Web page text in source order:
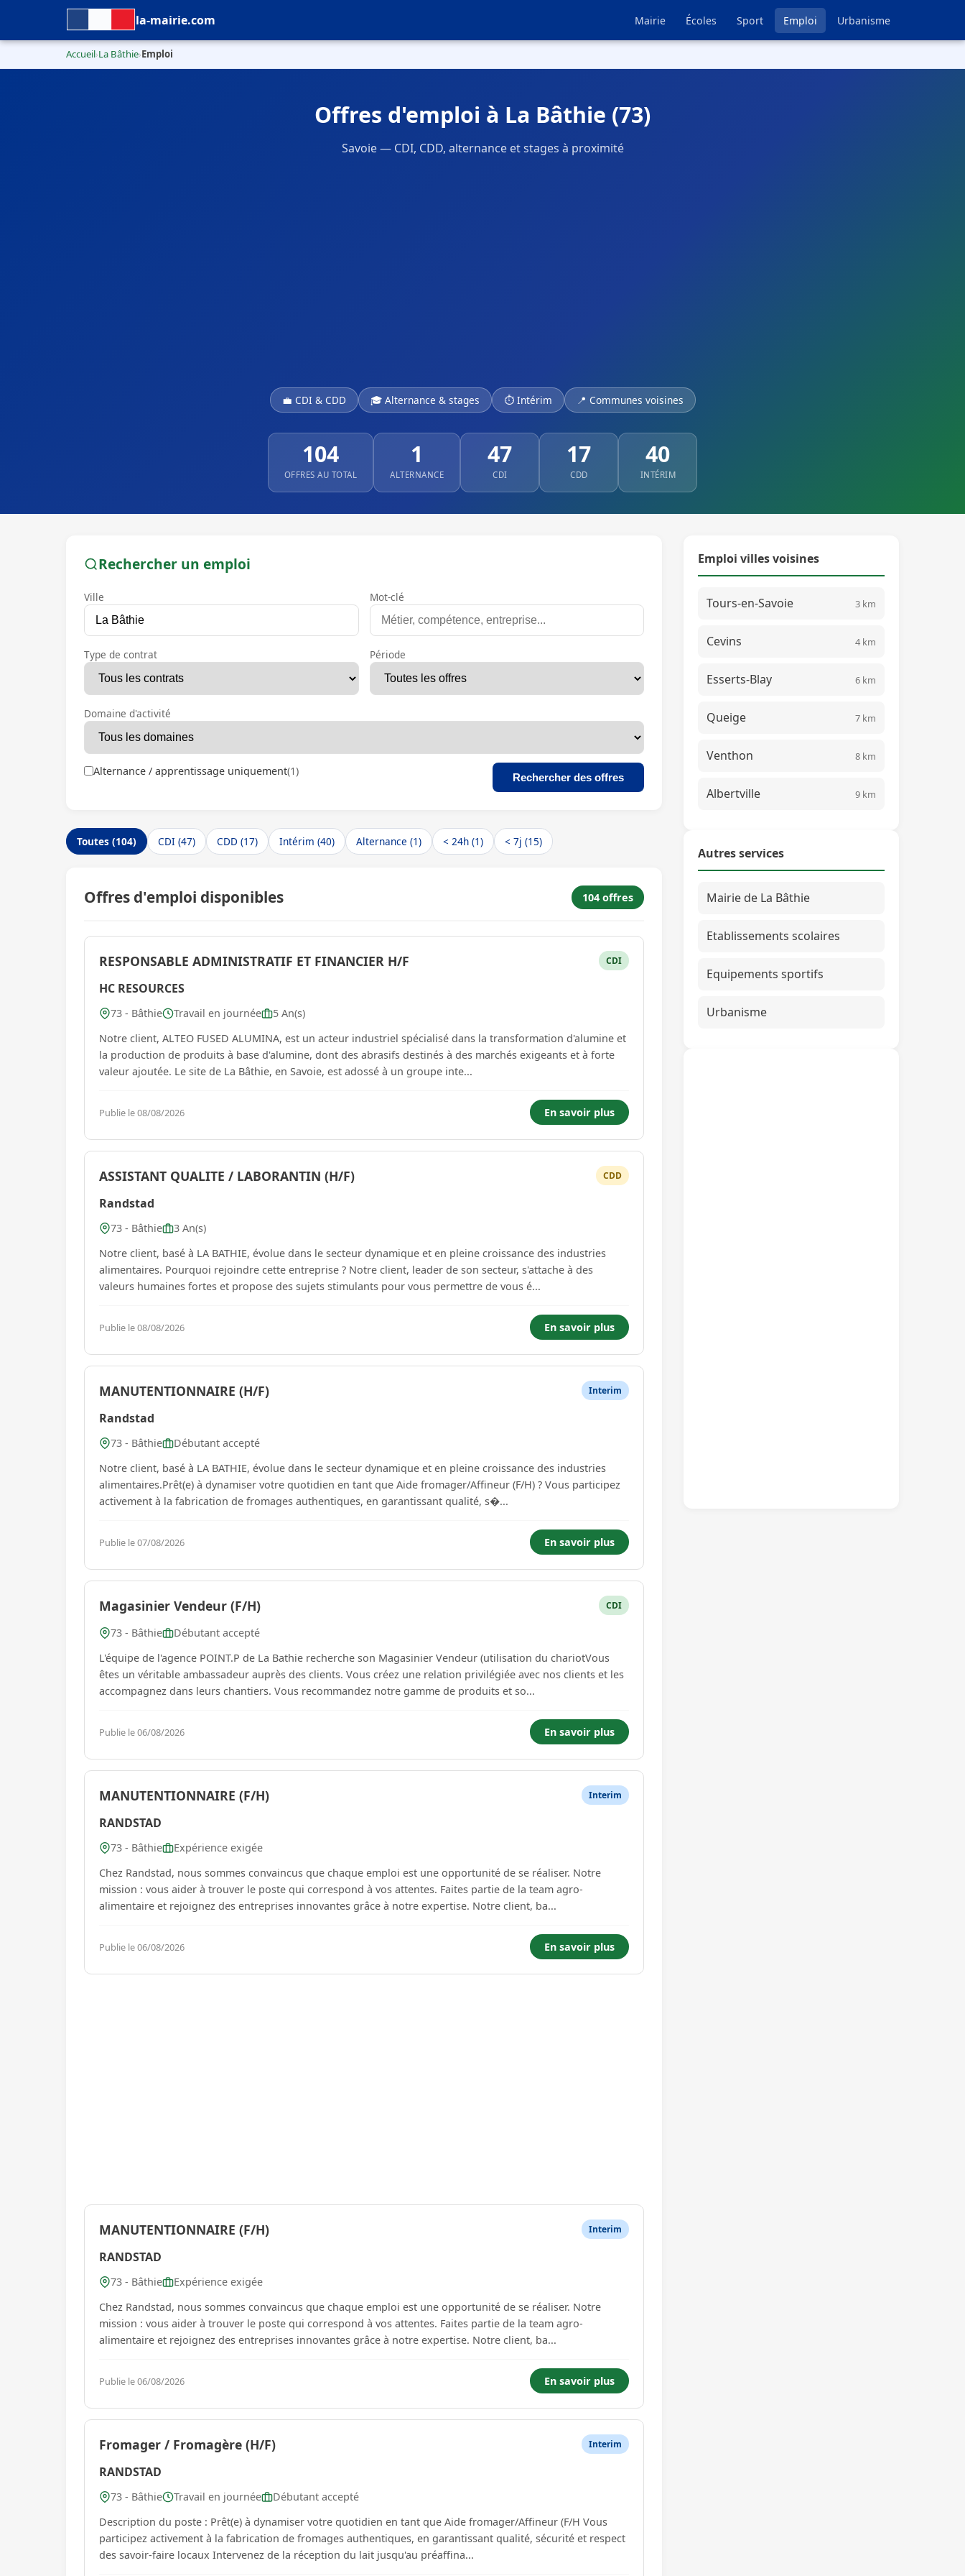
la-mairie.com Mairie Écoles Sport Emploi Urbanisme
Accueil›La Bâthie›Emploi
Offres d'emploi à La Bâthie (73)
Savoie — CDI, CDD, alternance et stages à proximité
💼 CDI & CDD 🎓 Alternance & stages ⏱ Intérim 📍 Communes voisines
104
OFFRES AU TOTAL
1
ALTERNANCE
47
CDI
17
CDD
40
INTÉRIM
Rechercher un emploi
Ville Mot-clé
Type de contrat Période
Domaine d'activité
Alternance / apprentissage uniquement(1) Rechercher des offres
Toutes (104) CDI (47) CDD (17) Intérim (40) Alternance (1) < 24h (1) < 7j (15)
Offres d'emploi disponibles 104 offres
RESPONSABLE ADMINISTRATIF ET FINANCIER H/F CDI
HC RESOURCES
73 - Bâthie Travail en journée
5 An(s)
Notre client, ALTEO FUSED ALUMINA, est un acteur industriel spécialisé dans la transformation d'alumine et
la production de produits à base d'alumine, dont des abrasifs destinés à des marchés exigeants et à forte
valeur ajoutée. Le site de La Bâthie, en Savoie, est adossé à un groupe inte...
Publie le 08/08/2026 En savoir plus
ASSISTANT QUALITE / LABORANTIN (H/F) CDD
Randstad
73 - Bâthie
3 An(s)
Notre client, basé à LA BATHIE, évolue dans le secteur dynamique et en pleine croissance des industries
alimentaires. Pourquoi rejoindre cette entreprise ? Notre client, leader de son secteur, s'attache à des
valeurs humaines fortes et propose des sujets stimulants pour vous permettre de vous é...
Publie le 08/08/2026 En savoir plus
MANUTENTIONNAIRE (H/F) Interim
Randstad
73 - Bâthie
Débutant accepté
Notre client, basé à LA BATHIE, évolue dans le secteur dynamique et en pleine croissance des industries
alimentaires.Prêt(e) à dynamiser votre quotidien en tant que Aide fromager/Affineur (F/H) ? Vous participez
activement à la fabrication de fromages authentiques, en garantissant qualité, s�...
Publie le 07/08/2026 En savoir plus
Magasinier Vendeur (F/H) CDI
73 - Bâthie
Débutant accepté
L'équipe de l'agence POINT.P de La Bathie recherche son Magasinier Vendeur (utilisation du chariotVous
êtes un véritable ambassadeur auprès des clients. Vous créez une relation privilégiée avec nos clients et les
accompagnez dans leurs chantiers. Vous recommandez notre gamme de produits et so...
Publie le 06/08/2026 En savoir plus
MANUTENTIONNAIRE (F/H) Interim
RANDSTAD
73 - Bâthie
Expérience exigée
Chez Randstad, nous sommes convaincus que chaque emploi est une opportunité de se réaliser. Notre
mission : vous aider à trouver le poste qui correspond à vos attentes. Faites partie de la team agro-
alimentaire et rejoignez des entreprises innovantes grâce à notre expertise. Notre client, ba...
Publie le 06/08/2026 En savoir plus
MANUTENTIONNAIRE (F/H) Interim
RANDSTAD
73 - Bâthie
Expérience exigée
Chez Randstad, nous sommes convaincus que chaque emploi est une opportunité de se réaliser. Notre
mission : vous aider à trouver le poste qui correspond à vos attentes. Faites partie de la team agro-
alimentaire et rejoignez des entreprises innovantes grâce à notre expertise. Notre client, ba...
Publie le 06/08/2026 En savoir plus
Fromager / Fromagère (H/F) Interim
RANDSTAD
73 - Bâthie Travail en journée
Débutant accepté
Description du poste : Prêt(e) à dynamiser votre quotidien en tant que Aide fromager/Affineur (F/H Vous
participez activement à la fabrication de fromages authentiques, en garantissant qualité, sécurité et respect
des savoir-faire locaux Intervenez de la réception du lait jusqu'au préaffina...
Emploi villes voisines
Tours-en-Savoie 3 km
Cevins 4 km
Esserts-Blay 6 km
Queige 7 km
Venthon 8 km
Albertville 9 km
Autres services
Mairie de La Bâthie
Etablissements scolaires
Equipements sportifs
Urbanisme